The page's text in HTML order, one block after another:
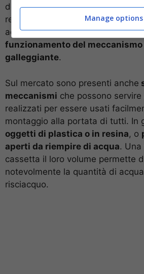
delvolume della cassetta con
reperibilità (per esempio una
acqua), facendo attenzione anon
funzionamento del
galleggiante.
Sul mercato sono presenti anche
meccanismi che possono servire
realizzati per essere usati
montaggio alla portata di tutti. In
oggetti di plastica o in resina, o
aperti da riempire di acqua.
cassetta il loro volume permette
notevolmente la quantità di
risciacquo.
Manage options